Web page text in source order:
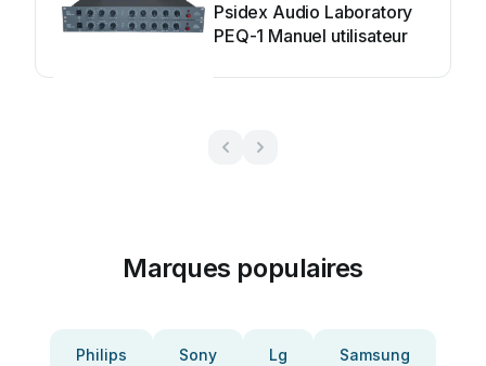
Psidex Audio Laboratory
PEQ-1 Manuel utilisateur
Marques populaires
Philips Sony Lg Samsung